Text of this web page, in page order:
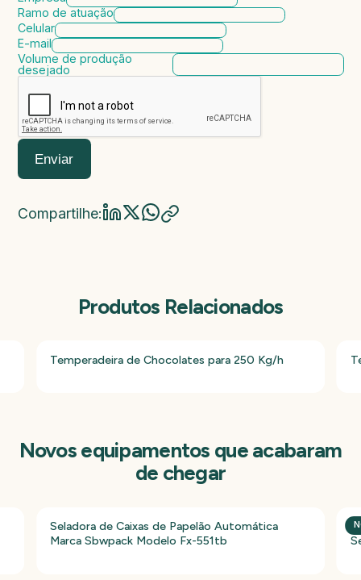
Ramo de atuação
Celular
E-mail
Volume de produção
desejado
Enviar
Compartilhe:
Produtos Relacionados
Temperadeira de Chocolates para 250 Kg/h
Novos equipamentos que acabaram
de chegar
Seladora de Caixas de Papelão Automática
Marca Sbwpack Modelo Fx-551tb